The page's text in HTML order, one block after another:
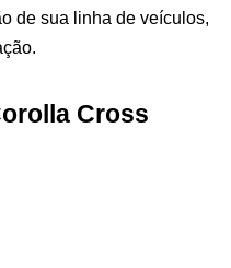
de sua linha de veículos,
Cross